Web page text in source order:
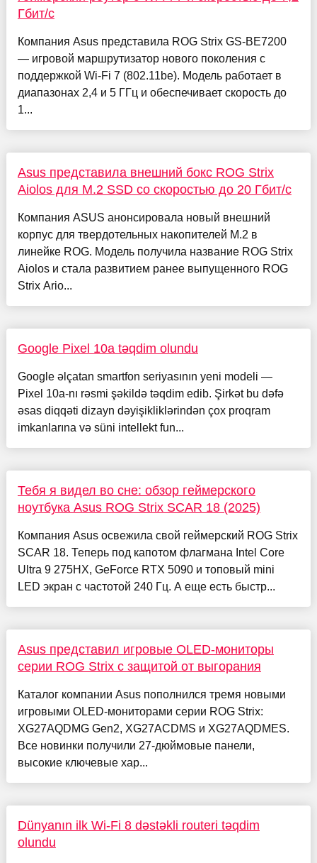
Гбит/с
Компания Asus представила ROG Strix GS-BE7200
— игровой маршрутизатор нового поколения с
поддержкой Wi-Fi 7 (802.11be). Модель работает в
диапазонах 2,4 и 5 ГГц и обеспечивает скорость до
1...
Asus представила внешний бокс ROG Strix
Aiolos для M.2 SSD со скоростью до 20 Гбит/с
Компания ASUS анонсировала новый внешний
корпус для твердотельных накопителей M.2 в
линейке ROG. Модель получила название ROG Strix
Aiolos и стала развитием ранее выпущенного ROG
Strix Ario...
Google Pixel 10a təqdim olundu
Google əlçatan smartfon seriyasının yeni modeli —
Pixel 10a-nı rəsmi şəkildə təqdim edib. Şirkət bu dəfə
əsas diqqəti dizayn dəyişikliklərindən çox proqram
imkanlarına və süni intellekt fun...
Тебя я видел во сне: обзор геймерского
ноутбука Asus ROG Strix SCAR 18 (2025)
Компания Asus освежила свой геймерский ROG Strix
SCAR 18. Теперь под капотом флагмана Intel Core
Ultra 9 275HX, GeForce RTX 5090 и топовый mini
LED экран с частотой 240 Гц. А еще есть быстр...
Asus представил игровые OLED-мониторы
серии ROG Strix с защитой от выгорания
Каталог компании Asus пополнился тремя новыми
игровыми OLED-мониторами серии ROG Strix:
XG27AQDMG Gen2, XG27ACDMS и XG27AQDMES.
Все новинки получили 27-дюймовые панели,
высокие ключевые хар...
Dünyanın ilk Wi-Fi 8 dəstəkli routeri təqdim
olundu